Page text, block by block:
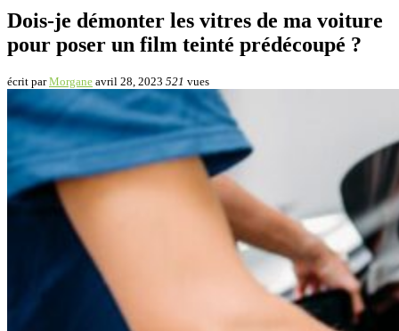
Dois-je démonter les vitres de ma voiture
pour poser un film teinté prédécoupé ?
écrit parMorgane avril 28, 2023 521 vues